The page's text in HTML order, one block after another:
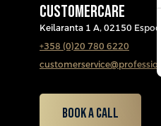
CUSTOMERCARE
Keilaranta 1 A, 02150 Espoo
+358 (0)20 780 6220
customerservice@professio.fi
Book a call